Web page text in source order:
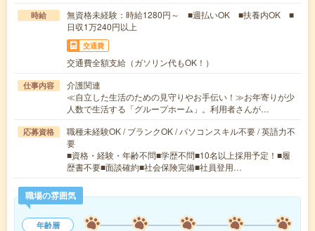
時給
無資格未経験：時給1280円～ ■週払いOK ■扶養内OK ■
日収1万240円以上
交通費
交通費全額支給（ガソリン代もOK！）
仕事内容
介護関連
≪自立した生活のための見守りやお手伝い！≫お年寄りが少
人数で生活する「グループホーム」。利用者さんが…
応募資格
職種未経験OK / ブランクOK / パソコンスキル不要 / 英語力不
要
■資格・経験・年齢不問■学歴不問■10名以上採用予定！■履
歴書不要■面談確約■社会保険完備■社員登用…
職場の雰囲気
年齢層